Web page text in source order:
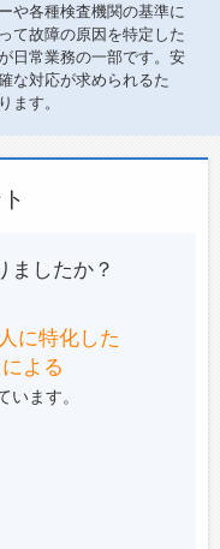
して、ランチタイム
オンオフをしっかり切
飴など熱中症対策万
暖房完備の工場、も
空調服、ジェットヒ
や各種検査機関の基準に
て故障の原因を特定した
日常業務の一部です。安
な対応が求められるた
ます。
ましたか？
に特化した
よる
います。